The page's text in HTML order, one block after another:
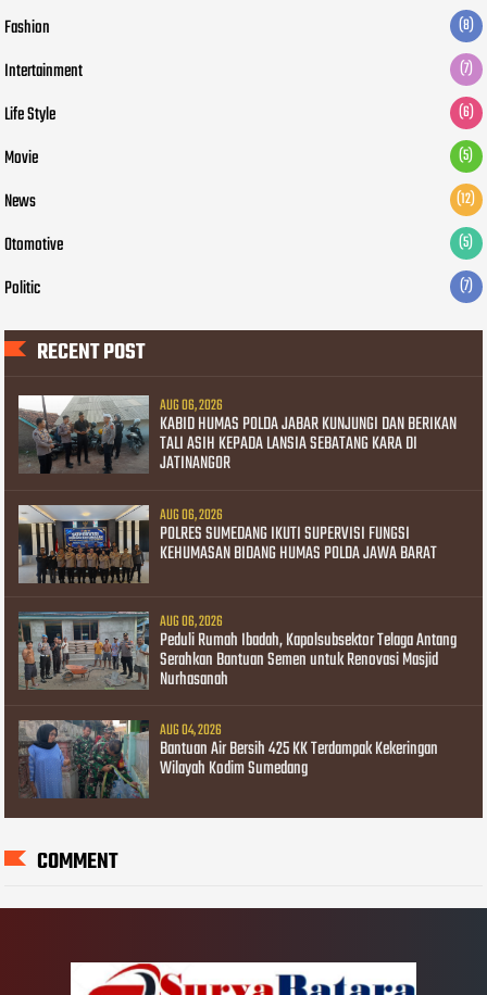
Fashion (8)
Intertainment (7)
Life Style (6)
Movie (5)
News (12)
Otomotive (5)
Politic (7)
RECENT POST
AUG 06, 2026
KABID HUMAS POLDA JABAR KUNJUNGI DAN BERIKAN
TALI ASIH KEPADA LANSIA SEBATANG KARA DI
JATINANGOR
AUG 06, 2026
POLRES SUMEDANG IKUTI SUPERVISI FUNGSI
KEHUMASAN BIDANG HUMAS POLDA JAWA BARAT
AUG 06, 2026
Peduli Rumah Ibadah, Kapolsubsektor Telaga Antang
Serahkan Bantuan Semen untuk Renovasi Masjid
Nurhasanah
AUG 04, 2026
Bantuan Air Bersih 425 KK Terdampak Kekeringan
Wilayah Kodim Sumedang
COMMENT